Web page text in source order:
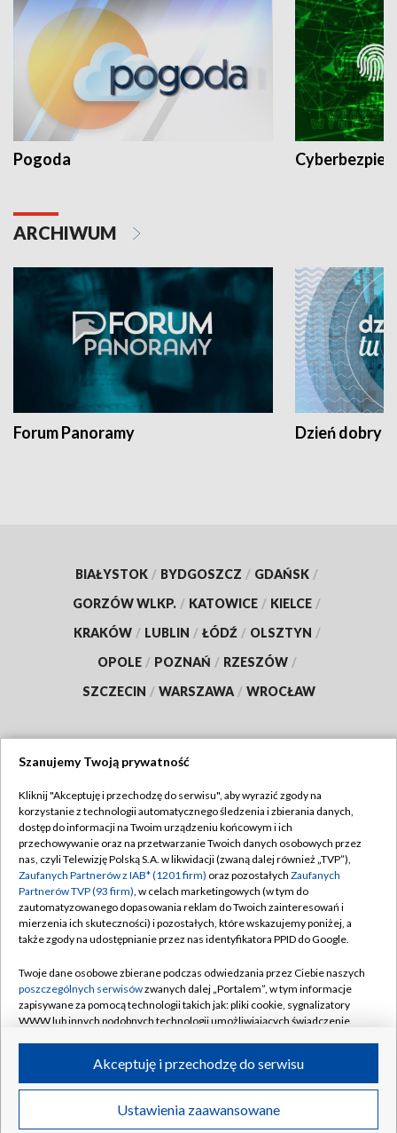
Pogoda
ARCHIWUM
Forum Panoramy Dzień dobry
BIAŁYSTOK / BYDGOSZCZ / GDAŃSK /
GORZÓW WLKP. / KATOWICE / KIELCE /
KRAKÓW / LUBLIN / ŁÓDŹ / OLSZTYN /
OPOLE / POZNAŃ / RZESZÓW /
SZCZECIN / WARSZAWA / WROCŁAW
TVP
Abonament TVP
Emisja w TVP
Centrum informacji TVP
Naziemna Telewizja Cyfrowa
Rada Programowa
System NOS
Informacje o nadawcy
Program dla prasy
Ogłoszenie przetargowe
Regulamin TVP
Polityka prywatności
Moje zgody
Pomoc
Kontakt
Kanały
©2026 Telewizja Polska S.A. w likwidacji
Szanujemy Twoją prywatność
Kliknij "Akceptuję i przechodzę do serwisu", aby wyrazić zgody na
korzystanie z technologii automatycznego śledzenia i zbierania danych,
dostęp do informacji na Twoim urządzeniu końcowym i ich
przechowywanie oraz na przetwarzanie Twoich danych osobowych przez
nas, czyli Telewizję Polską S.A. w likwidacji (zwaną dalej również „TVP”),
Zaufanych Partnerów z IAB* (1201 firm) oraz pozostałych Zaufanych
Partnerów TVP (93 firm), w celach marketingowych (w tym do
zautomatyzowanego dopasowania reklam do Twoich zainteresowań i
mierzenia ich skuteczności) i pozostałych, które wskazujemy poniżej, a
także zgody na udostępnianie przez nas identyfikatora PPID do Google.
Twoje dane osobowe zbierane podczas odwiedzania przez Ciebie naszych
poszczególnych serwisówzwanych dalej „Portalem”, w tym informacje
zapisywane za pomocą technologii takich jak: pliki cookie, sygnalizatory
WWW lub innych podobnych technologii umożliwiających świadczenie
ruchu w Internecie.
Twoje dane osobowe zbierane podczas odwiedzania przez Ciebie
poszczególnych serwisówna Portalu, takie jak adresy IP, identyfikatory
Ustawienia zaawansowane
Akceptuję i przechodzę do serwisu